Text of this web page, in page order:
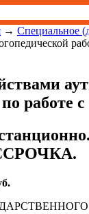
→ Специальное
работе
.